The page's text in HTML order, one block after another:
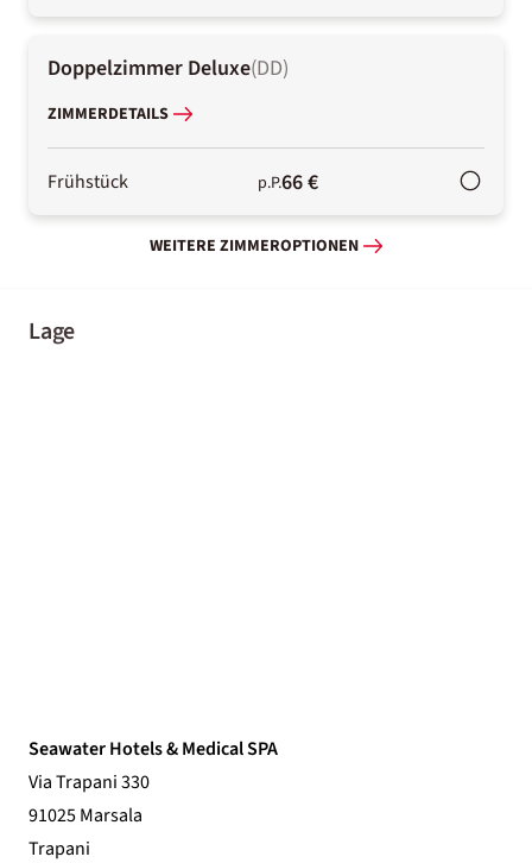
Doppelzimmer Deluxe(DD)
ZIMMERDETAILS
Frühstück p.P.66 €
WEITERE ZIMMEROPTIONEN
Lage
Seawater Hotels & Medical SPA
Via Trapani 330
91025 Marsala
Trapani